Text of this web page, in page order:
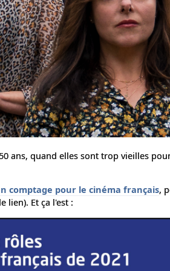
ans, quand elles sont trop vieilles
comptage pour le cinéma français,
lien). Et ça l'est :